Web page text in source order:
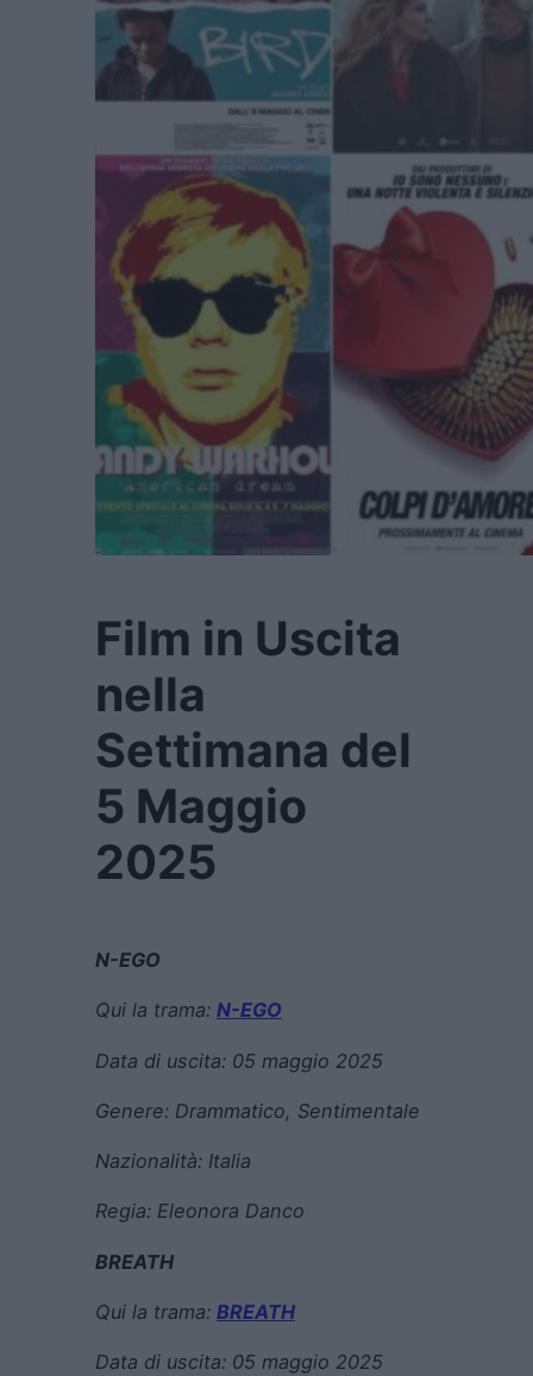
Film in Uscita
nella
Settimana del
5 Maggio
2025
N-EGO
Qui la trama: N-EGO
Data di uscita: 05 maggio 2025
Genere: Drammatico, Sentimentale
Nazionalità: Italia
Regia: Eleonora Danco
BREATH
Qui la trama: BREATH
Data di uscita: 05 maggio 2025